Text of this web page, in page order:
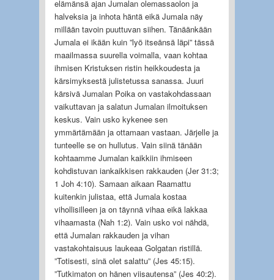
elämänsä ajan Jumalan olemassaolon ja
halveksia ja inhota häntä eikä Jumala näy
millään tavoin puuttuvan siihen. Tänäänkään
Jumala ei ikään kuin ”lyö itseänsä läpi” tässä
maailmassa suurella voimalla, vaan kohtaa
ihmisen Kristuksen ristin heikkoudesta ja
kärsimyksestä julistetussa sanassa. Juuri
kärsivä Jumalan Poika on vastakohdassaan
vaikuttavan ja salatun Jumalan ilmoituksen
keskus. Vain usko kykenee sen
ymmärtämään ja ottamaan vastaan. Järjelle ja
tunteelle se on hullutus. Vain siinä tänään
kohtaamme Jumalan kaikkiin ihmiseen
kohdistuvan iankaikkisen rakkauden (Jer 31:3;
1 Joh 4:10). Samaan aikaan Raamattu
kuitenkin julistaa, että Jumala kostaa
vihollisilleen ja on täynnä vihaa eikä lakkaa
vihaamasta (Nah 1:2). Vain usko voi nähdä,
että Jumalan rakkauden ja vihan
vastakohtaisuus laukeaa Golgatan ristillä.
”Totisesti, sinä olet salattu” (Jes 45:15).
”Tutkimaton on hänen viisautensa” (Jes 40:2).